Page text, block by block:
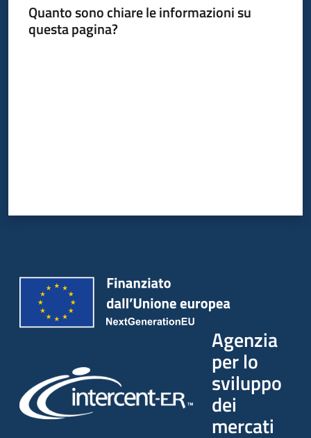
Quanto sono chiare le informazioni su
questa pagina?
Agenzia
per lo
sviluppo
dei
mercati